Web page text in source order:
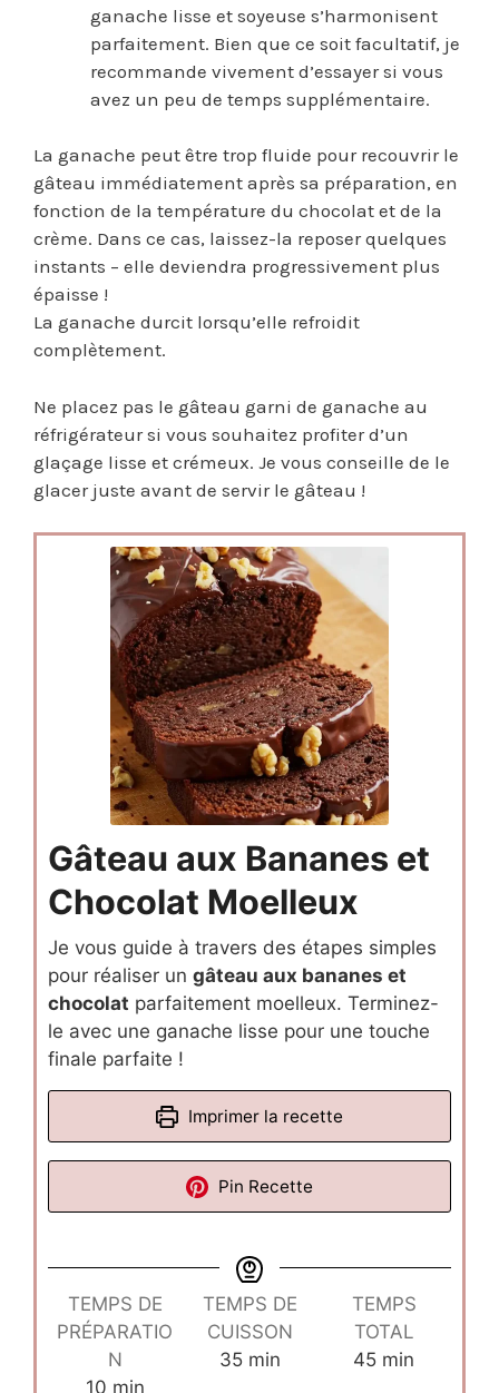
ganache lisse et soyeuse s’harmonisent
parfaitement. Bien que ce soit facultatif, je
recommande vivement d’essayer si vous
avez un peu de temps supplémentaire.
La ganache peut être trop fluide pour recouvrir le
gâteau immédiatement après sa préparation, en
fonction de la température du chocolat et de la
crème. Dans ce cas, laissez-la reposer quelques
instants – elle deviendra progressivement plus
épaisse !
La ganache durcit lorsqu’elle refroidit
complètement.
Ne placez pas le gâteau garni de ganache au
réfrigérateur si vous souhaitez profiter d’un
glaçage lisse et crémeux. Je vous conseille de le
glacer juste avant de servir le gâteau !
Gâteau aux Bananes et
Chocolat Moelleux
Je vous guide à travers des étapes simples
pour réaliser un gâteau aux bananes et
chocolat parfaitement moelleux. Terminez-
le avec une ganache lisse pour une touche
finale parfaite !
Imprimer la recette
Pin Recette
TEMPS DE
PRÉPARATIO
N
10minutes
min
TEMPS DE
CUISSON
35minutes
min
TEMPS
TOTAL
45minutes
min